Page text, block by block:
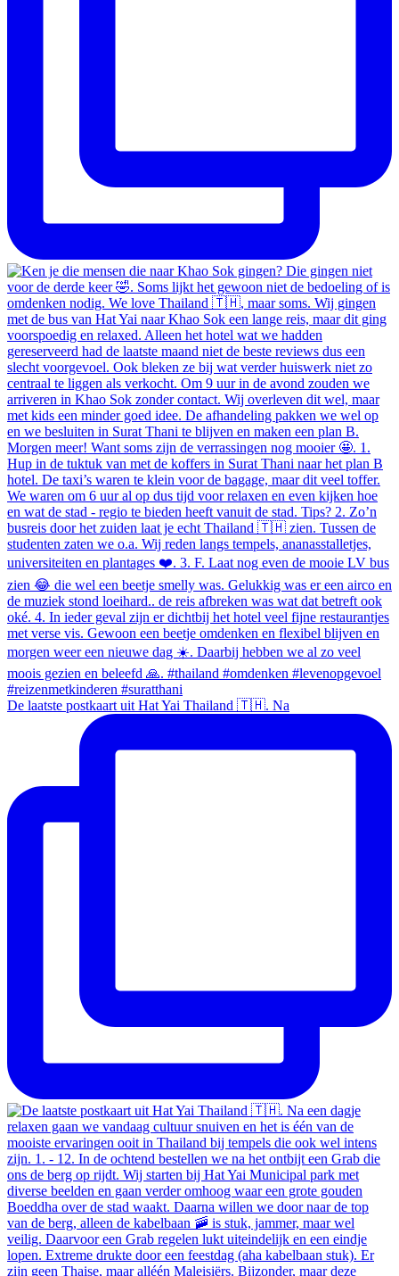
De laatste postkaart uit Hat Yai Thailand 🇹🇭. Na